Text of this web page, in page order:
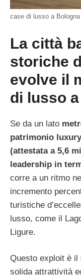
case di lusso a Bologna
La città
storiche
evolve il
di lusso
Se da un lato
patrimonio
(attestata a 5,6
leadership in
corre a un ritmo
incremento
turistiche
lusso, come il
Ligure.
Questo exploit è
solida attrattività